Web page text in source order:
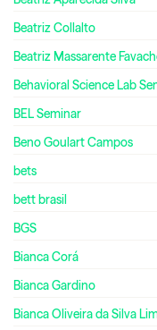
Beatriz Collalto
Beatriz Massarente
Behavioral Science Lab
BEL Seminar
Beno Goulart Campos
bets
bett brasil
BGS
Bianca Corá
Bianca Gardino
Bianca Oliveira da Silva